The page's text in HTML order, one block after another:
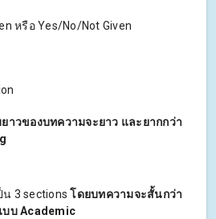
หรือ Yes/No/Not Given
าวของบทความจะยาว และยากกว่า
น 3 sectionsโดยบทความจะสั้นกว่า
บบ Academic